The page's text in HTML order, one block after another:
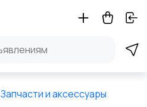
Запчасти и аксессуары